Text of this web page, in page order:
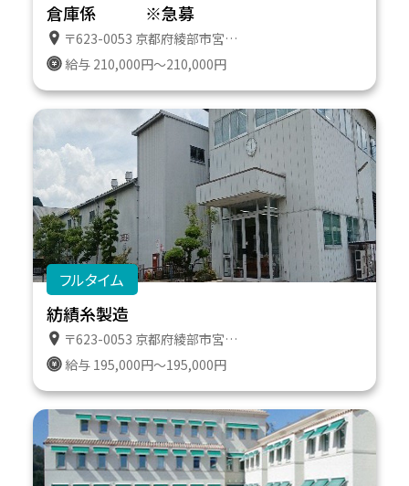
倉庫係 ※急募
〒623-0053 京都府綾部市宮代町宮ノ下２１
給与 210,000円～210,000円
フルタイム
紡績糸製造
〒623-0053 京都府綾部市宮代町宮ノ下２１
給与 195,000円～195,000円